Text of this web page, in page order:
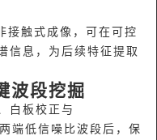
接触式成像，可在可控
信息，为后续特征提取
波段挖掘
白板校正与
端低信噪比波段后，保